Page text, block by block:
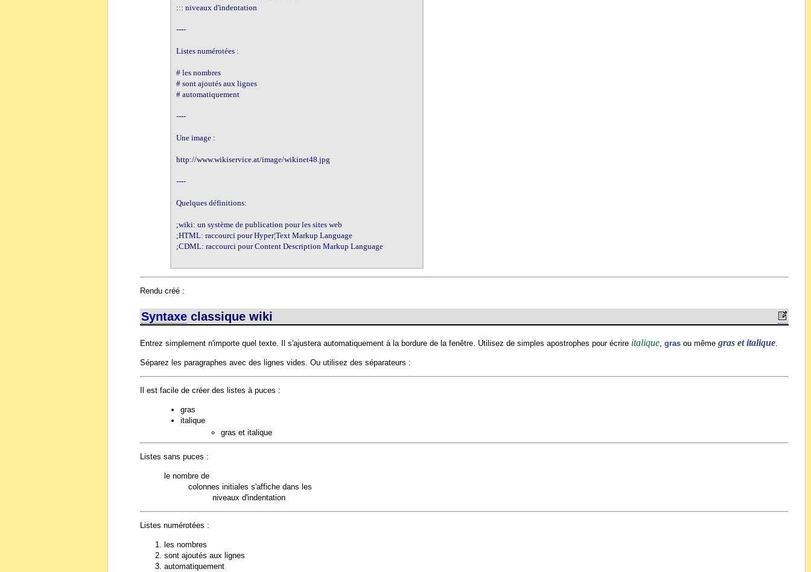
::: niveaux d'indentation
----
Listes numérotées :
# les nombres
# sont ajoutés aux lignes
# automatiquement
----
Une image :
http://www.wikiservice.at/image/wikinet48.jpg
----
Quelques définitions:
;wiki: un système de publication pour les sites web
;HTML: raccourci pour Hyper¦Text Markup Language
;CDML: raccourci pour Content Description Markup Language
Rendu créé :
Syntaxe classique wiki
Entrez simplement n'importe quel texte. Il s'ajustera automatiquement à la bordure de la fenêtre. Utilisez de simples apostrophes pour écrire italique,gras ou mêmegras et italique.
Séparez les paragraphes avec des lignes vides. Ou utilisez des séparateurs :
Il est facile de créer des listes à puces :
gras
italique
gras et italique
Listes sans puces :
le nombre de
colonnes initiales s'affiche dans les
niveaux d'indentation
Listes numérotées :
les nombres
sont ajoutés aux lignes
automatiquement